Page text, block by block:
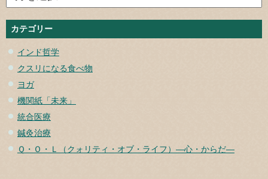
カテゴリー
インド哲学
クスリになる食べ物
ヨガ
機関紙「未来」
統合医療
鍼灸治療
Ｑ・Ｏ・Ｌ（クォリティ・オブ・ライフ）―心・からだ―